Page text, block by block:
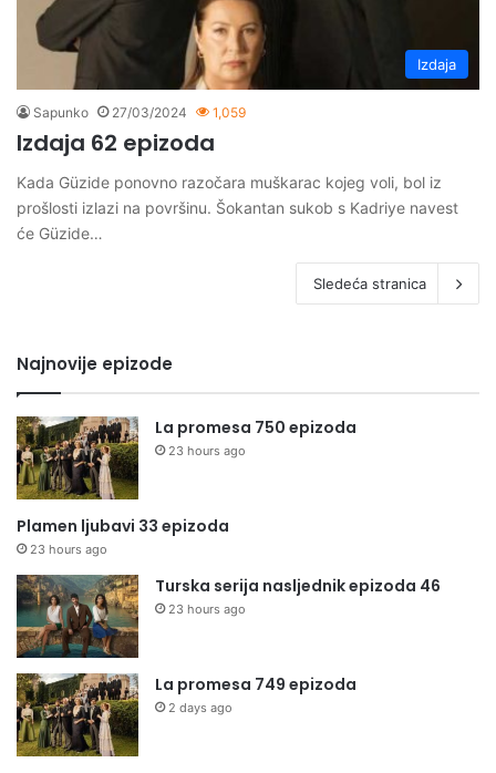
Izdaja
Sapunko 27/03/2024 1,059
Izdaja 62 epizoda
Kada Güzide ponovno razočara muškarac kojeg voli, bol iz
prošlosti izlazi na površinu. Šokantan sukob s Kadriye navest
će Güzide…
Sledeća stranica
Najnovije epizode
La promesa 750 epizoda
23 hours ago
Plamen ljubavi 33 epizoda
23 hours ago
Turska serija nasljednik epizoda 46
23 hours ago
La promesa 749 epizoda
2 days ago